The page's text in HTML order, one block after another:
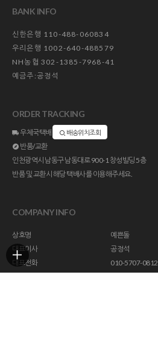
BANK INFO
신한은행 110-488-060834
우리은행 1002-640-488579
NH농협 302-1385-7968-41
예금주:공정석
ORDER TRACKING
우체국택배 배송위치조회
반품/교환
인천광역시 남동구 남동대로 900-1 창성빌딩 5층
반품 및 교환시 해당 택배사를 이용해주세요.
COMPANY INFO
상호명
예쁜돌
대표이사
공정석
대표전화
010-5707-0812